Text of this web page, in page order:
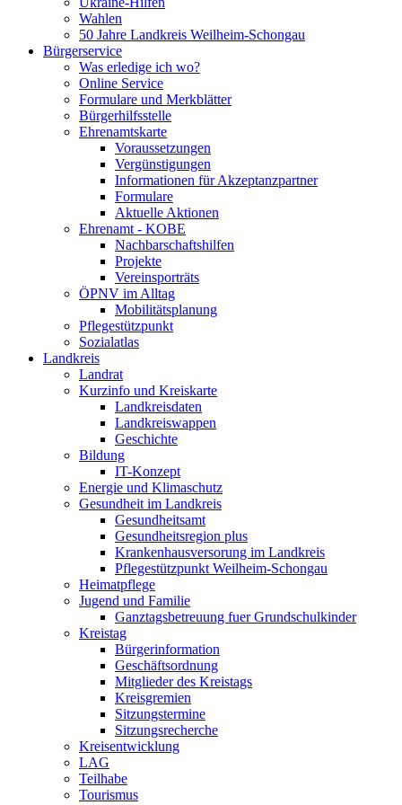
Wahlen
50 Jahre Landkreis Weilheim-Schongau
Bürgerservice
Was erledige ich wo?
Online Service
Formulare und Merkblätter
Bürgerhilfsstelle
Ehrenamtskarte
Voraussetzungen
Vergünstigungen
Informationen für Akzeptanzpartner
Formulare
Aktuelle Aktionen
Ehrenamt - KOBE
Nachbarschaftshilfen
Projekte
Vereinsporträts
ÖPNV im Alltag
Mobilitätsplanung
Pflegestützpunkt
Sozialatlas
Landkreis
Landrat
Kurzinfo und Kreiskarte
Landkreisdaten
Landkreiswappen
Geschichte
Bildung
IT-Konzept
Energie und Klimaschutz
Gesundheit im Landkreis
Gesundheitsamt
Gesundheitsregion plus
Krankenhausversorung im Landkreis
Pflegestützpunkt Weilheim-Schongau
Heimatpflege
Jugend und Familie
Ganztagsbetreuung fuer Grundschulkinder
Kreistag
Bürgerinformation
Geschäftsordnung
Mitglieder des Kreistags
Kreisgremien
Sitzungstermine
Sitzungsrecherche
Kreisentwicklung
LAG
Teilhabe
Tourismus